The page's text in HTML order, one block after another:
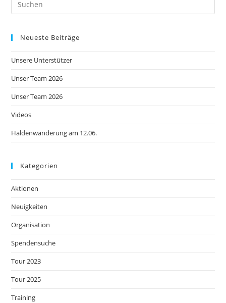
Tourbericht
Neueste Beiträge
Unsere Unterstützer
Unser Team 2026
Unser Team 2026
Videos
Haldenwanderung am 12.06.
Kategorien
Aktionen
Neuigkeiten
Organisation
Spendensuche
Tour 2023
Tour 2025
Training